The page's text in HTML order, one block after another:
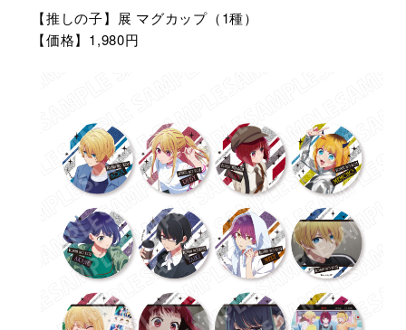
【推しの子】展 マグカップ（1種）
【価格】1,980円